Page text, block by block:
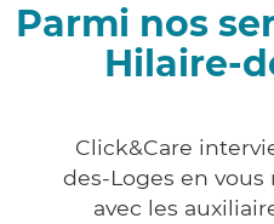
Parmi nos
Hilaire-
Click&Care
des-Loges en
avec les